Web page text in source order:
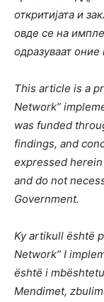
откритијата и
овде се на
одразуваат
This article is a
Network”
was funded
findings, and
expressed
and do not
Government.
Ky artikull është
Network” I
është i
Mendimet,